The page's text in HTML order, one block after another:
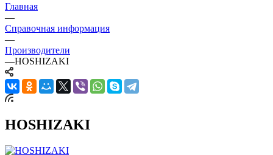
Главная
—
Справочная информация
—
Производители
—HOSHIZAKI
HOSHIZAKI